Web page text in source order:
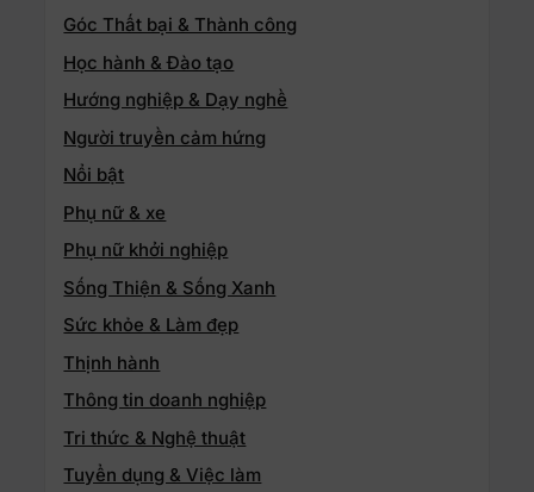
Góc Thất bại & Thành công
Học hành & Đào tạo
Hướng nghiệp & Dạy nghề
Người truyền cảm hứng
Nổi bật
Phụ nữ & xe
Phụ nữ khởi nghiệp
Sống Thiện & Sống Xanh
Sức khỏe & Làm đẹp
Thịnh hành
Thông tin doanh nghiệp
Tri thức & Nghệ thuật
Tuyển dụng & Việc làm